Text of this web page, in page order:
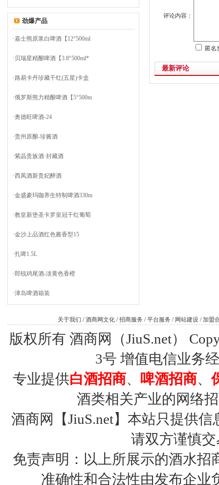
劲爆产品
·嘉士熊原浆白啤酒【12°500ml
· 贝瑞星精酿啤酒【3.8°500ml*
·路易卡丹珍藏干红(五星)卡盒
·俄罗斯熊力精酿啤酒【5°500m
·奥德旺啤酒-24
·贵州原酿-珍酱酒
·紫晶贵族酒·封藏酒
·西凤酒新贵妃醉酒
·金盛豪玛咖养生特制啤酒330m
·教皇新堡圣卡罗皇冠干红葡萄
·金沙上品酒红色酱香型15
·扎啤1.5L
·郎锐鸡尾酒-淡黄色香橙
·津岛啤酒箱装
评论内容：
匿
最新评论
关于我们 /酒商网文化 /招商服务 /平台服务 / 网站建设 /加盟
版权所有 酒商网（JiuS.net）
3号 增值电信业务
专业提供白酒招商、 啤酒招商、
酒类相关产业的网络
酒商网【JiuS.net】本站只提供
请双方谨慎
免责声明：以上所展示的酒水
准确性和合法性由发布企业